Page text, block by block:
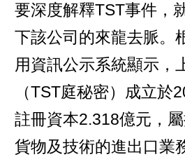
要深度解釋TST事件，
下該公司的來龍去脈。
用資訊公示系統顯示，
（TST庭秘密）成立於
註冊資本2.318億元，
貨物及技術的進出口業